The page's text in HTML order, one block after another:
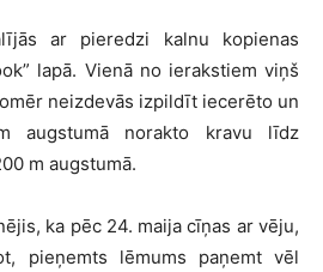
ar pieredzi kalnu kopienas
lapā. Vienā no ierakstiem viņš
neizdevās izpildīt iecerēto un
augstumā norakto kravu līdz
m augstumā.
ka pēc 24. maija cīņas ar vēju,
pieņemts lēmums paņemt vēl